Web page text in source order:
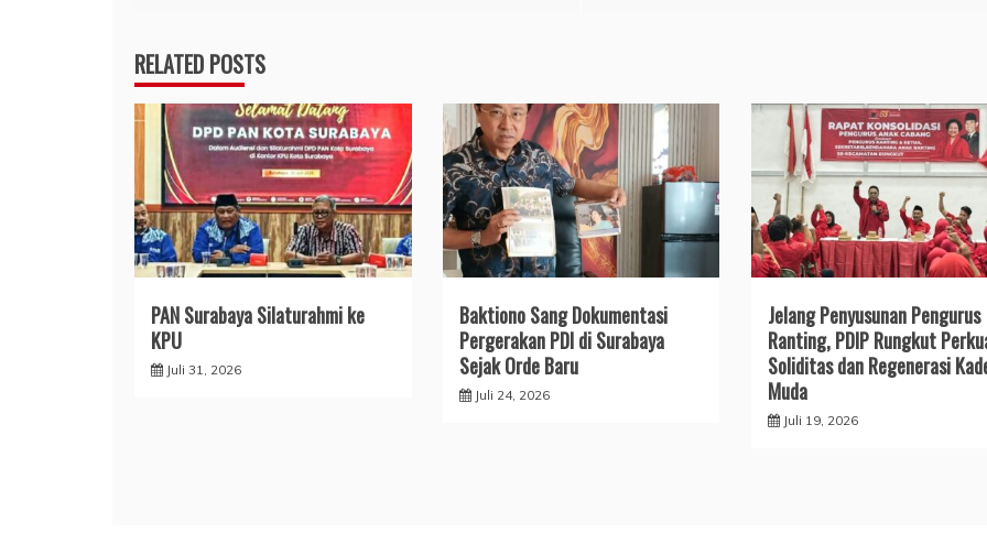
RELATED POSTS
PAN Surabaya Silaturahmi ke
KPU
Juli 31, 2026
Baktiono Sang Dokumentasi
Pergerakan PDI di Surabaya
Sejak Orde Baru
Juli 24, 2026
Jelang Penyusunan Pengurus
Ranting, PDIP Rungkut
Soliditas dan Regenerasi
Muda
Juli 19, 2026